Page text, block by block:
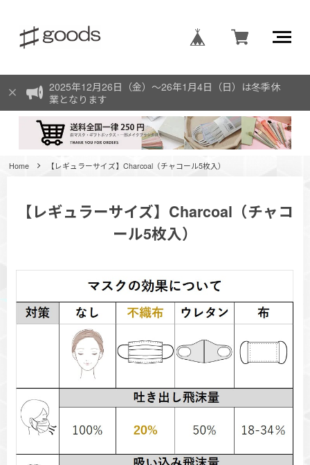
2025年12月26日（金）〜26年1月4日（日）は冬季休
業となります
Home 【レギュラーサイズ】Charcoal（チャコール5枚入）
【レギュラーサイズ】Charcoal（チャコ
ール5枚入）